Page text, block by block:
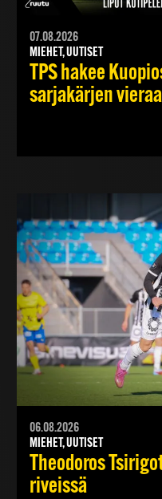
07.08.2026
MIEHET, UUTISET
TPS hakee
sarjakärjen
06.08.2026
MIEHET, UUTISET
Theodoros
riveissä